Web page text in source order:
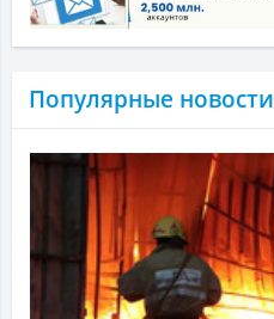
Популярные новости